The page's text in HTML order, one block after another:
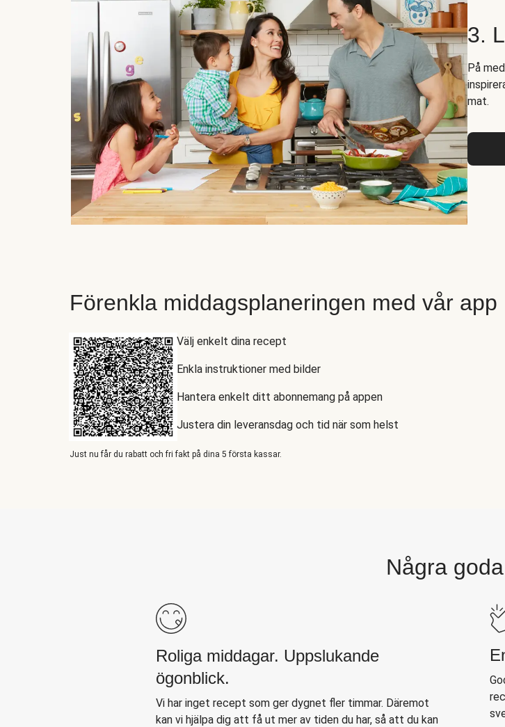
3.
På
mat.
Förenkla middagsplaneringen med vår app
Välj enkelt dina recept
Enkla instruktioner med bilder
Hantera enkelt ditt abonnemang på appen
Justera din leveransdag och tid när som helst
Just nu får du rabatt och fri fakt på dina 5 första kassar.
Några
Roliga middagar. Uppslukande
ögonblick.
Vi har inget recept som ger dygnet fler timmar. Däremot
kan vi hjälpa dig att få ut mer av tiden du har, så att du kan